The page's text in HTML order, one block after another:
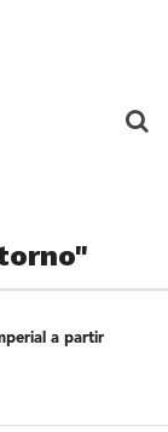
a partir